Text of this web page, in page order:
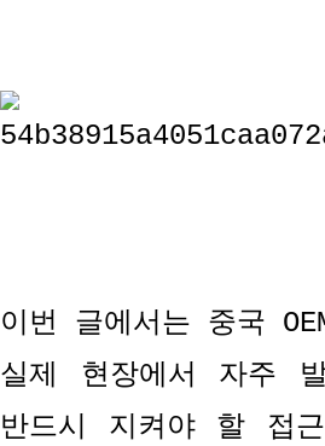
이번 글에서는 중국
실제 현장에서 자주
반드시 지켜야 할 접